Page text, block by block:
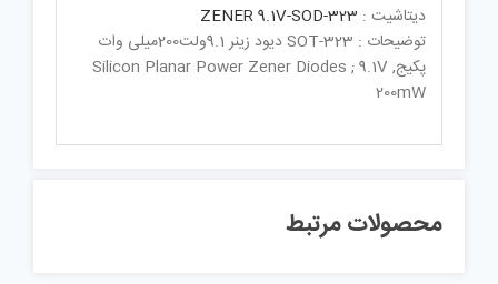
دیتاشیت : ZENER 9.1V-SOD-323
توضیحات : SOT-323 دیود زینر 9.1ولت200میلی وات
پکیجSilicon Planar Power Zener Diodes ; 9.1V ,
200mW
محصولات مرتبط